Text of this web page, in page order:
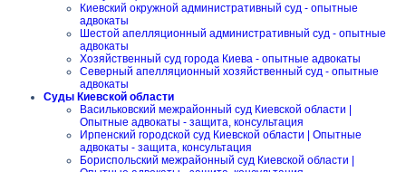
Киевский окружной административный суд - опытные
адвокаты
Шестой апелляционный административный суд - опытные
адвокаты
Хозяйственный суд города Киева - опытные адвокаты
Северный апелляционный хозяйственный суд - опытные
адвокаты
Суды Киевской области
Васильковский межрайонный суд Киевской области |
Опытные адвокаты - защита, консультация
Ирпенский городской суд Киевской области | Опытные
адвокаты - защита, консультация
Бориспольский межрайонный суд Киевской области |